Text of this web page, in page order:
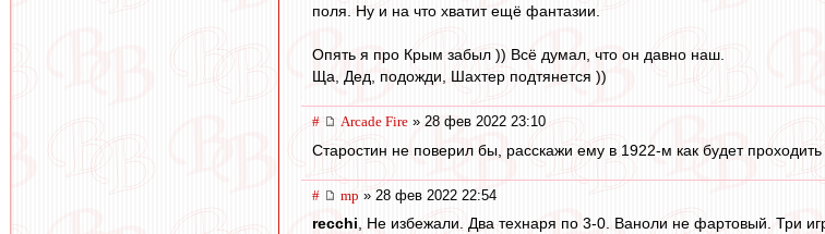
поля. Ну и на что хватит ещё фантазии.
Опять я про Крым забыл )) Всё думал, что он давно наш.
Ща, Дед, подожди, Шахтер подтянется ))
# Arcade Fire » 28 фев 2022 23:10
Старостин не поверил бы, расскажи ему в 1922-м как будет проходить
# mp » 28 фев 2022 22:54
recchi, Не избежали. Два технаря по 3-0. Ваноли не фартовый. Три